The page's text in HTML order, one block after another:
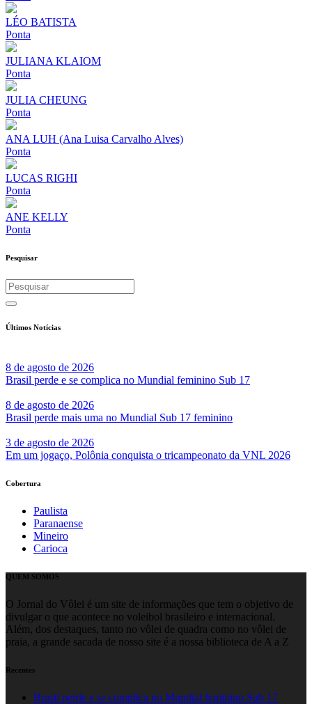
LÉO BATISTA
Ponta
JULIANA KLAIOM
Ponta
JULIA CHEUNG
Ponta
ANA LUH (Ana Luisa Carvalho Alves)
Ponta
LUCAS RIGHI
Ponta
ANE KELLY
Ponta
Pesquisar
Últimos Notícias
8 de agosto de 2026
Brasil perde e se complica no Mundial feminino Sub 17
8 de agosto de 2026
Brasil perde mais uma no Mundial Sub 17 feminino
3 de agosto de 2026
Em um jogaço, Polônia conquista o tricampeonato da VNL 2026
Cobertura
Paulista
Paranaense
Mineiro
Carioca
QUEM SOMOS
O Jornal do Vôlei é um site de informações que tem o objetivo de
divulgar o que acontece no voleibol brasileiro e internacional.
Além, dos destaques, tanto no vôlei de quadra como no vôlei de
praia, a grande sacada de nosso site é a nossa biblioteca de A a Z
Recentes
Brasil perde e se complica no Mundial feminino Sub 17